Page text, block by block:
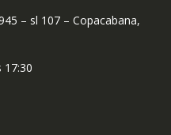
– sl 107 – Copacabana,
17:30